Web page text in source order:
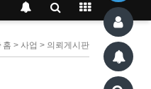
홈 > 사업 > 의뢰게시판